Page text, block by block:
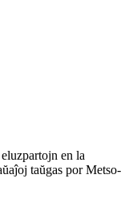
en la
taŭgas por Metso-